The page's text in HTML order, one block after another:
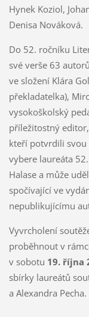
Hynek Koziol,
Denisa Nováková.
Do 52. ročníku
své verše 63
ve složení Klára
překladatelka),
vysokoškolský
příležitostný
kteří potvrdili svou
vybere laureáta
Halase a může
spočívající ve
nepublikujícímu
Vyvrcholení
proběhnout v
v sobotu 19. října
sbírky laureátů
a Alexandra Pecha.